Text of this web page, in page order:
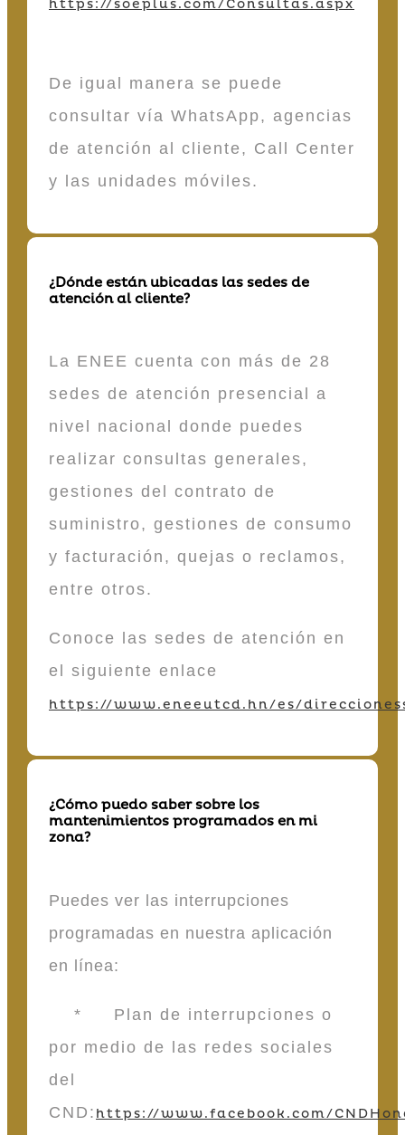
https://soeplus.com/Consultas.aspx
De igual manera se puede
consultar vía WhatsApp, agencias
de atención al cliente, Call Center
y las unidades móviles.
¿Dónde están ubicadas las sedes de
atención al cliente?
La ENEE cuenta con más de 28
sedes de atención presencial a
nivel nacional donde puedes
realizar consultas generales,
gestiones del contrato de
suministro, gestiones de consumo
y facturación, quejas o reclamos,
entre otros.
Conoce las sedes de atención en
el siguiente enlace
https://www.eneeutcd.hn/es/
¿Cómo puedo saber sobre los
mantenimientos programados en mi
zona?
Puedes ver las interrupciones
programadas en nuestra aplicación
en línea:
* Plan de interrupciones o
por medio de las redes sociales
del
CND: https://www.facebook.com/